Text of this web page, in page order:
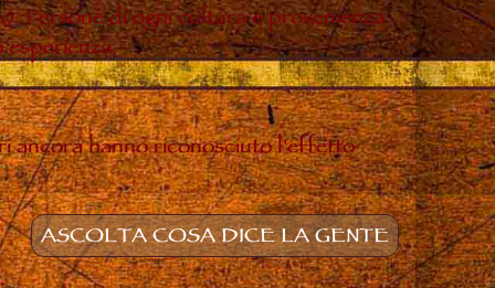
Persone di ogni cultura e provenienza
ancora hanno riconosciuto l'effetto
ASCOLTA COSA DICE LA GENTE